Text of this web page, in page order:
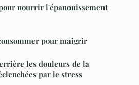
nourrir l'épanouissement
pour maigrir
les douleurs de la
par le stress